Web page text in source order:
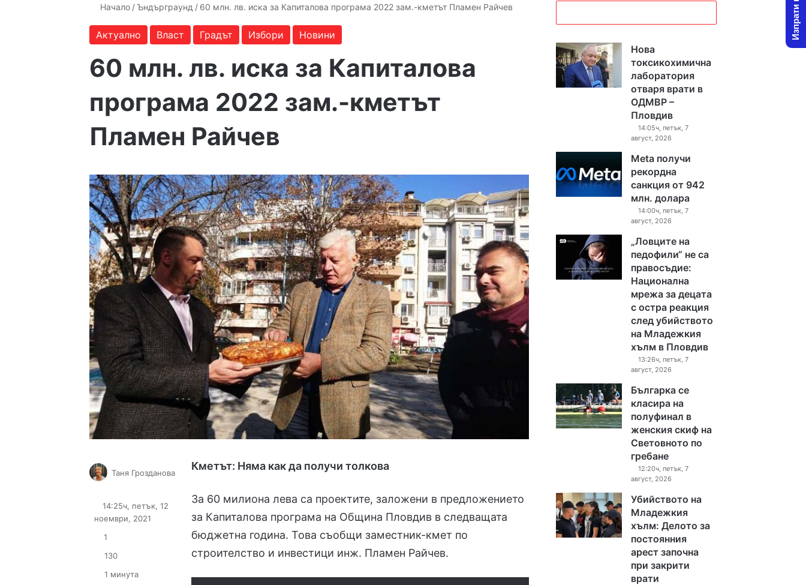
Начало / Ъндърграунд / 60 млн. лв. иска за Капиталова програма 2022 зам.-кметът Пламен Райчев
Актуално Власт Градът Избори Новини
60 млн. лв. иска за Капиталова
програма 2022 зам.-кметът
Пламен Райчев
Кметът: Няма как да получи толкова
За 60 милиона лева са проектите, заложени в предложението
за Капиталова програма на Община Пловдив в следващата
бюджетна година. Това съобщи заместник-кмет по
строителство и инвестици инж. Пламен Райчев.
Таня Грозданова
email
14:25ч, петък, 12
ноември, 2021
1
130
1 минута
Нова
токсикохимична
лаборатория
отваря врати в
ОДМВР –
Пловдив
14:05ч, петък, 7
август, 2026
Meta получи
рекордна
санкция от 942
млн. долара
14:00ч, петък, 7
август, 2026
„Ловците на
педофили“ не са
правосъдие:
Национална
мрежа за децата
с остра реакция
след убийството
на Младежкия
хълм в Пловдив
13:26ч, петък, 7
август, 2026
Българка се
класира на
полуфинал в
женския скиф на
Световното по
гребане
12:20ч, петък, 7
август, 2026
Убийството на
Младежкия
хълм: Делото за
постоянния
арест започна
при закрити
врати